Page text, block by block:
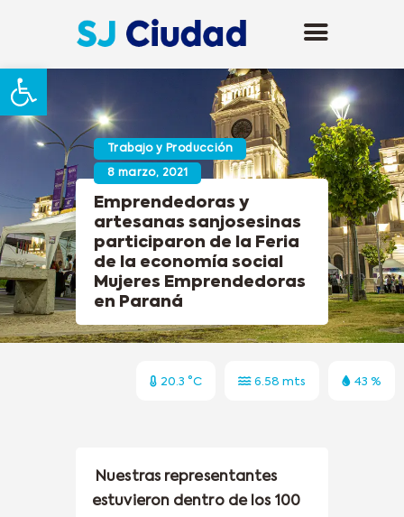
Abrir barra de herramientas
Trabajo y Producción
8 marzo, 2021
Emprendedoras y
artesanas sanjosesinas
participaron de la Feria
de la economía social
Mujeres Emprendedoras
en Paraná
20.3 °C 6.58 mts 43 %
Nuestras representantes
estuvieron dentro de los 100